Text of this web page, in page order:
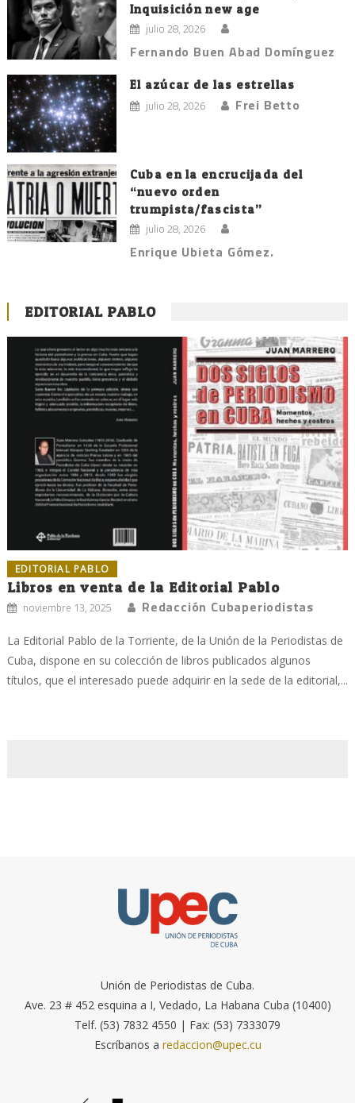
Inquisición new age
julio 28, 2026
Fernando Buen Abad Domínguez
El azúcar de las estrellas
julio 28, 2026 Frei Betto
Cuba en la encrucijada del
“nuevo orden
trumpista/fascista”
julio 28, 2026
Enrique Ubieta Gómez.
EDITORIAL PABLO
EDITORIAL PABLO
Libros en venta de la Editorial Pablo
noviembre 13, 2025 Redacción Cubaperiodistas
La Editorial Pablo de la Torriente, de la Unión de la Periodistas de
Cuba, dispone en su colección de libros publicados algunos
títulos, que el interesado puede adquirir en la sede de la editorial,...
Unión de Periodistas de Cuba.
Ave. 23 # 452 esquina a I, Vedado, La Habana Cuba (10400)
Telf. (53) 7832 4550 | Fax: (53) 7333079
Escríbanos a redaccion@upec.cu